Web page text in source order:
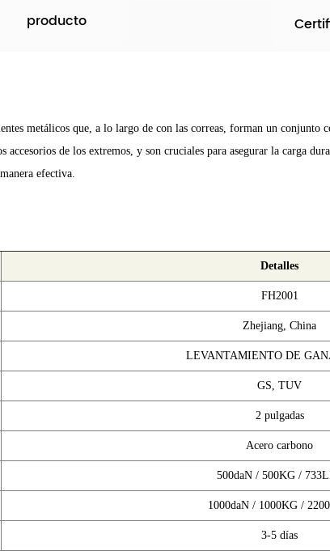
producto
metálicos que, a lo largo de con las correas, forman un conjunto
de los extremos, y son cruciales para asegurar la carga
efectiva.
Detalles
FH2001
Zhejiang, China
LEVANTAMIENTO DE
GS, TUV
2 pulgadas
Acero carbono
500daN / 500KG /
1000daN / 1000KG /
3-5 días